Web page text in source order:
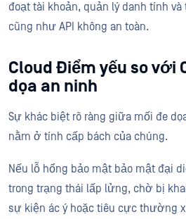
đoạt tài khoản, quản lý danh tính
cũng như API không an toàn.
Cloud Điểm yếu so với
dọa an ninh
Sự khác biệt rõ ràng giữa mối đe
nằm ở tính cấp bách của chúng.
Nếu lỗ hổng bảo mật bảo mật đại
trong trạng thái lấp lửng, chờ bị
sự kiện ác ý hoặc tiêu cực thường